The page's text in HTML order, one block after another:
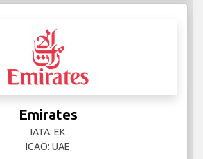
Emirates
IATA: EK
ICAO: UAE